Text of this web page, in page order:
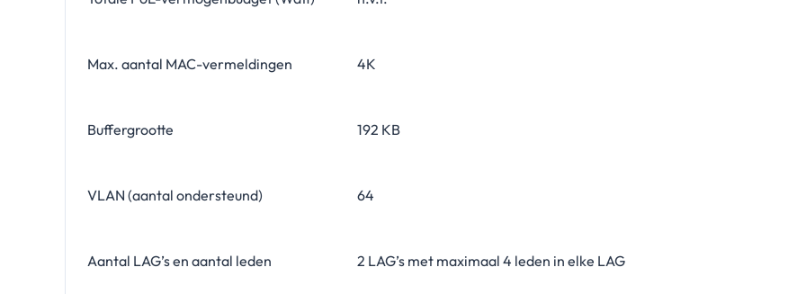
Max. aantal MAC-vermeldingen 4K
Buffergrootte 192 KB
VLAN (aantal ondersteund) 64
Aantal LAG’s en aantal leden 2 LAG’s met maximaal 4 leden in elke LAG